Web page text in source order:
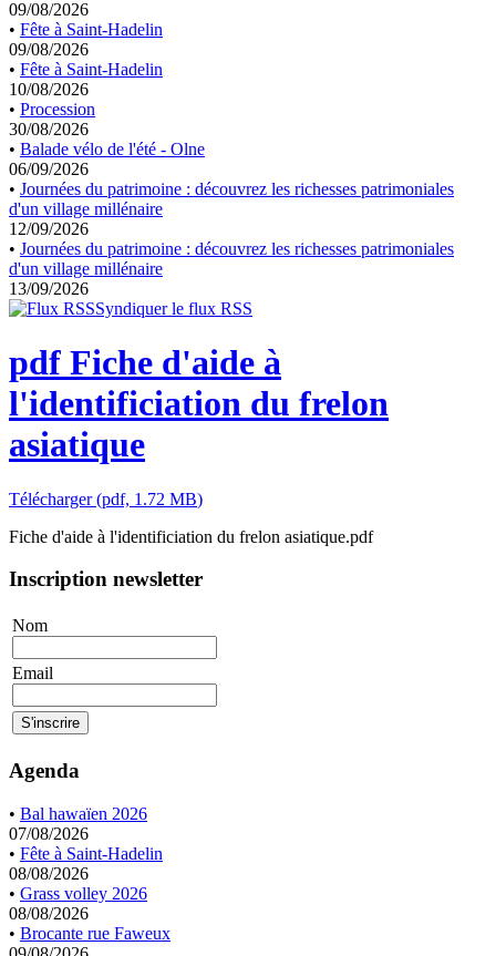
09/08/2026
• Fête à Saint-Hadelin
09/08/2026
• Fête à Saint-Hadelin
10/08/2026
• Procession
30/08/2026
• Balade vélo de l'été - Olne
06/09/2026
• Journées du patrimoine : découvrez les richesses patrimoniales
d'un village millénaire
12/09/2026
• Journées du patrimoine : découvrez les richesses patrimoniales
d'un village millénaire
13/09/2026
Syndiquer le flux RSS
pdf Fiche d'aide à
l'identificiation du frelon
asiatique
Télécharger(pdf, 1.72 MB)
Fiche d'aide à l'identificiation du frelon asiatique.pdf
Inscription newsletter
Nom
Email
Agenda
• Bal hawaïen 2026
07/08/2026
• Fête à Saint-Hadelin
08/08/2026
• Grass volley 2026
08/08/2026
• Brocante rue Faweux